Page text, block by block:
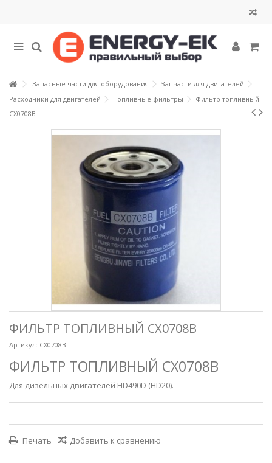
Запасные части для оборудования
Запчасти для двигателей
Расходники для двигателей
Топливные фильтры
Фильтр топливный
CX0708B
ФИЛЬТР ТОПЛИВНЫЙ CX0708B
Артикул: CX0708B
ФИЛЬТР ТОПЛИВНЫЙ CX0708B
Для дизельных двигателей HD490D (HD20).
Печать Добавить к сравнению